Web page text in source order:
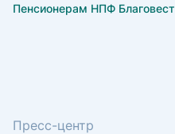
Пенсионерам НПФ Благовест
Пресс-центр